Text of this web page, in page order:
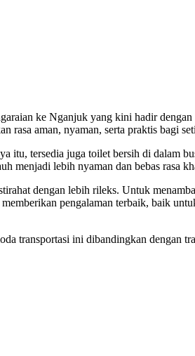
ke Nganjuk yang kini hadir
rasa aman, nyaman, serta praktis bagi
itu, tersedia juga toilet bersih di dalam
menjadi lebih nyaman dan bebas rasa
dengan lebih rileks. Untuk
pengalaman terbaik, baik
transportasi ini dibandingkan dengan